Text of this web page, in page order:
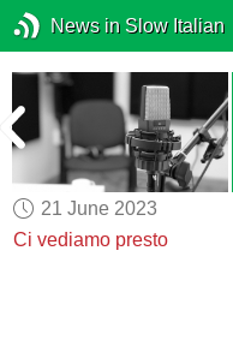
News in Slow Italian
21 June 2023
Ci vediamo presto